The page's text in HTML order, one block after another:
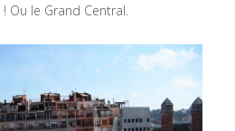
Ou le Grand Central.